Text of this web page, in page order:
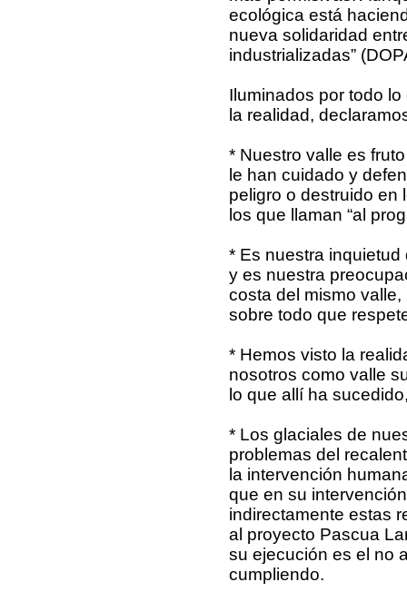
ecológica está
nueva solidaridad
industrializadas”
Iluminados por todo
la realidad,
* Nuestro valle es
le han cuidado y
peligro o destruido en
los que llaman “al
* Es nuestra
y es nuestra
costa del mismo
sobre todo que
* Hemos visto la
nosotros como valle
lo que allí ha
* Los glaciales de
problemas del
la intervención
que en su
indirectamente estas
al proyecto Pascua
su ejecución es el no
cumpliendo.